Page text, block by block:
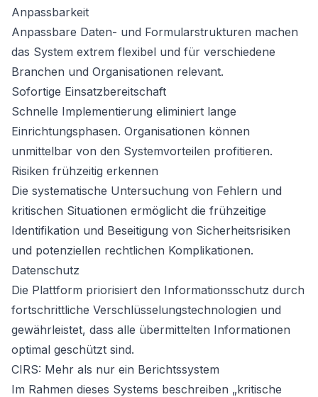
Anpassbarkeit
Anpassbare Daten- und Formularstrukturen machen
das System extrem flexibel und für verschiedene
Branchen und Organisationen relevant.
Sofortige Einsatzbereitschaft
Schnelle Implementierung eliminiert lange
Einrichtungsphasen. Organisationen können
unmittelbar von den Systemvorteilen profitieren.
Risiken frühzeitig erkennen
Die systematische Untersuchung von Fehlern und
kritischen Situationen ermöglicht die frühzeitige
Identifikation und Beseitigung von Sicherheitsrisiken
und potenziellen rechtlichen Komplikationen.
Datenschutz
Die Plattform priorisiert den Informationsschutz durch
fortschrittliche Verschlüsselungstechnologien und
gewährleistet, dass alle übermittelten Informationen
optimal geschützt sind.
CIRS: Mehr als nur ein Berichtssystem
Im Rahmen dieses Systems beschreiben „kritische